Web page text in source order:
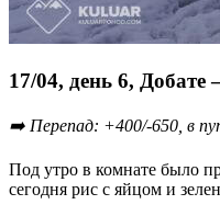
17/04, день 6,
➡️ Перепад: +400/-650, в
Под утро в комнате было
сегодня рис с яйцом и